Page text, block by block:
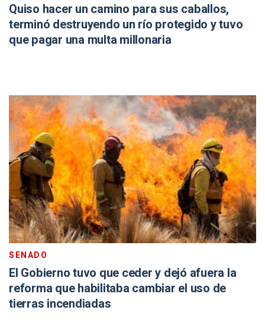
Quiso hacer un camino para sus caballos,
terminó destruyendo un río protegido y tuvo
que pagar una multa millonaria
SENADO
El Gobierno tuvo que ceder y dejó afuera la
reforma que habilitaba cambiar el uso de
tierras incendiadas